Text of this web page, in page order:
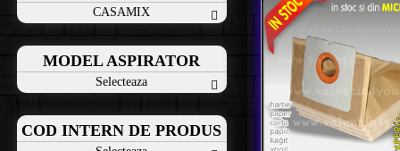
CASAMIX
MODEL ASPIRATOR
Selecteaza
COD INTERN DE PRODUS